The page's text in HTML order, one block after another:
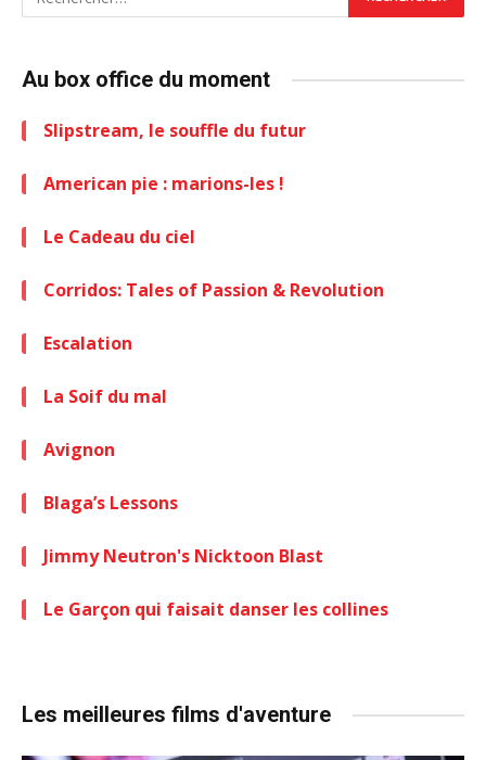
Au box office du moment
Slipstream, le souffle du futur
American pie : marions-les !
Le Cadeau du ciel
Corridos: Tales of Passion & Revolution
Escalation
La Soif du mal
Avignon
Blaga’s Lessons
Jimmy Neutron's Nicktoon Blast
Le Garçon qui faisait danser les collines
Les meilleures films d'aventure